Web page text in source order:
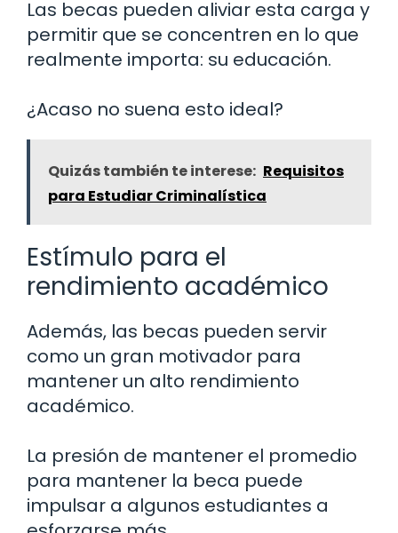
Las becas pueden aliviar esta carga y
permitir que se concentren en lo que
realmente importa: su educación.
¿Acaso no suena esto ideal?
Quizás también te interese: Requisitos
para Estudiar Criminalística
Estímulo para el
rendimiento académico
Además, las becas pueden servir
como un gran motivador para
mantener un alto rendimiento
académico.
La presión de mantener el promedio
para mantener la beca puede
impulsar a algunos estudiantes a